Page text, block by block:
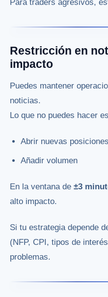
Para traders agresivos,
Restricción en
impacto
Puedes mantener
noticias.
Lo que no puedes hacer
Abrir nuevas posiciones
Añadir volumen
En la ventana de ±3
alto impacto.
Si tu estrategia depende
(NFP, CPI, tipos de
problemas.